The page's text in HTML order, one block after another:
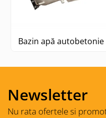
Bazin apă
Newsletter
Nu rata ofertele si